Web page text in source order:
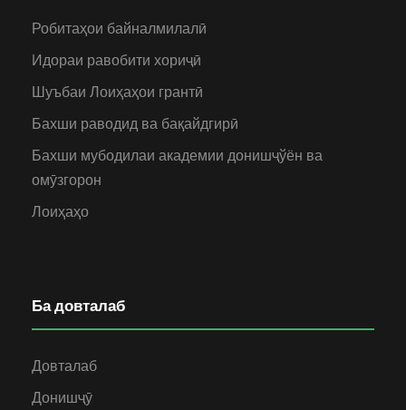
Робитаҳои байналмилалӣ
Идораи равобити хориҷӣ
Шуъбаи Лоиҳаҳои грантӣ
Бахши раводид ва бақайдгирӣ
Бахши мубодилаи академии донишҷўён ва
омӯзгорон
Лоиҳаҳо
Ба довталаб
Довталаб
Донишҷӯ